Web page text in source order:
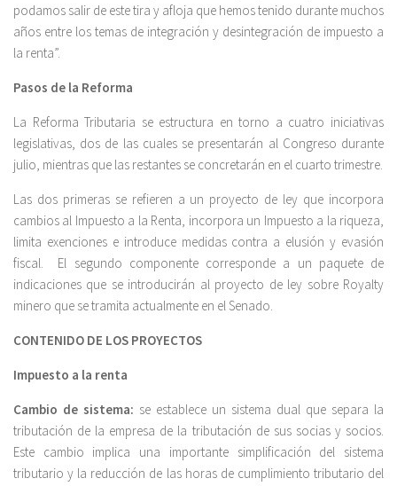
podamos salir de este tira y afloja que hemos tenido durante muchos
años entre los temas de integración y desintegración de impuesto a
la renta”.
Pasos de la Reforma
La Reforma Tributaria se estructura en torno a cuatro iniciativas
legislativas, dos de las cuales se presentarán al Congreso durante
julio, mientras que las restantes se concretarán en el cuarto trimestre.
Las dos primeras se refieren a un proyecto de ley que incorpora
cambios al Impuesto a la Renta, incorpora un Impuesto a la riqueza,
limita exenciones e introduce medidas contra a elusión y evasión
fiscal. El segundo componente corresponde a un paquete de
indicaciones que se introducirán al proyecto de ley sobre Royalty
minero que se tramita actualmente en el Senado.
CONTENIDO DE LOS PROYECTOS
Impuesto a la renta
Cambio de sistema: se establece un sistema dual que separa la
tributación de la empresa de la tributación de sus socias y socios.
Este cambio implica una importante simplificación del sistema
tributario y la reducción de las horas de cumplimiento tributario del